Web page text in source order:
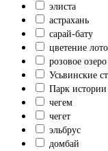
элиста
астрахань
сарай-бату
цветение
розовое озеро
Усьвинские
Парк
чегем
чегет
эльбрус
домбай